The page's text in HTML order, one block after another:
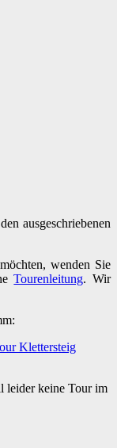
ausgeschriebenen
wenden Sie
Tourenleitung. Wir
Klettersteig
leider keine Tour im